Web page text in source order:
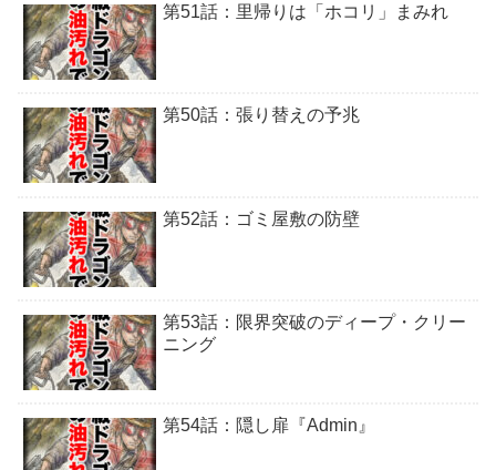
第51話：里帰りは「ホコリ」まみれ
第50話：張り替えの予兆
第52話：ゴミ屋敷の防壁
第53話：限界突破のディープ・クリー
ニング
第54話：隠し扉『Admin』